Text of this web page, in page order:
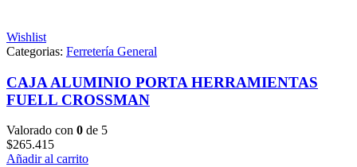
Wishlist
Categorias: Ferretería General
CAJA ALUMINIO PORTA HERRAMIENTAS
FUELL CROSSMAN
Valorado con 0 de 5
$265.415
Añadir al carrito